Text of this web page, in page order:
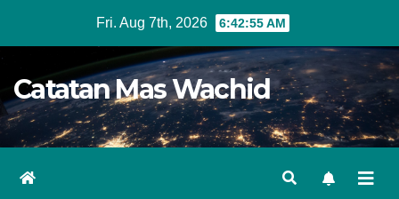
Fri. Aug 7th, 2026 6:42:55 AM
Catatan Mas Wachid